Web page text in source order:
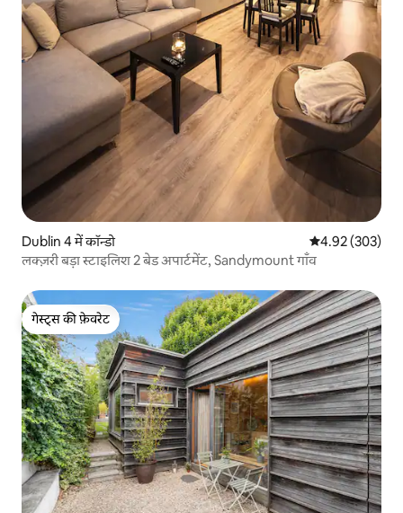
Dublin 4 में कॉन्डो औसत रेटिंग 5 में से
4.92 (303)
लक्ज़री बड़ा स्टाइलिश 2 बेड अपार्टमेंट, Sandymount गाँव
गेस्ट्स की फ़ेवरेट
गेस्ट्स की फ़ेवरेट